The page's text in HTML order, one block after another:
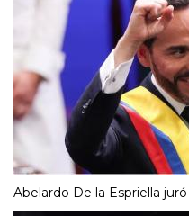
Abelardo De la Espriella